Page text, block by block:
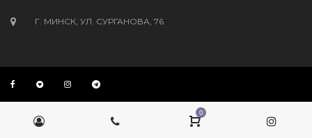
Г. МИНСК, УЛ. СУРГАНОВА, 76
0